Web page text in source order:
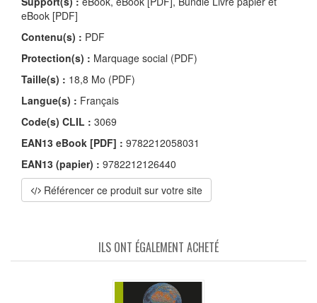
eBook [PDF]
Contenu(s) : PDF
Protection(s) : Marquage social (PDF)
Taille(s) : 18,8 Mo (PDF)
Langue(s) : Français
Code(s) CLIL : 3069
EAN13 eBook [PDF] : 9782212058031
EAN13 (papier) : 9782212126440
Référencer ce produit sur votre site
ILS ONT ÉGALEMENT ACHETÉ